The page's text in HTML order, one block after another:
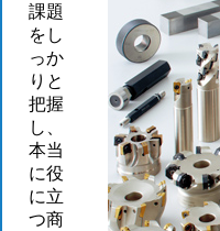
課題
をし
っか
りと
把握
し、
本当
に役
に立
つ商